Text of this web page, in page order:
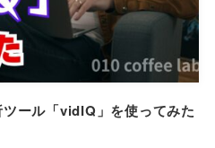
ール「vidIQ」を使ってみた